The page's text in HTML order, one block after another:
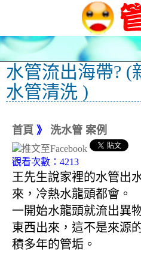
水管流出海帶? (
水管清洗 )
首頁 》 洗水管 案例
觀看次數：4213
王先生說家裡的水管出
來，冷熱水龍頭都會。
一開始水龍頭就流出異
東西出來，這不是來源
積多年的管垢。